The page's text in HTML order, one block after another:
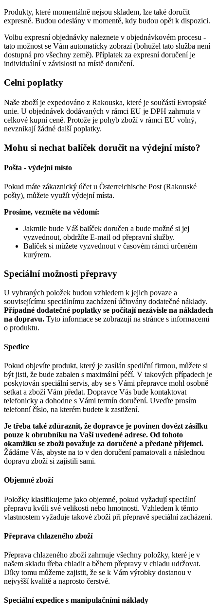
Produkty, které momentálně nejsou skladem, lze také doručit
expresně. Budou odeslány v momentě, kdy budou opět k dispozici.
Volbu expresní objednávky naleznete v objednávkovém procesu -
tato možnost se Vám automaticky zobrazí (bohužel tato služba není
dostupná pro všechny země). Příplatek za expresní doručení je
individuální v závislosti na místě doručení.
Celní poplatky
Naše zboží je expedováno z Rakouska, které je součástí Evropské
unie. U objednávek dodávaných v rámci EU je DPH zahrnuta v
celkové kupní ceně. Protože je pohyb zboží v rámci EU volný,
nevznikají žádné další poplatky.
Mohu si nechat balíček doručit na výdejní místo?
Pošta - výdejní místo
Pokud máte zákaznický účet u Österreichische Post (Rakouské
pošty), můžete využít výdejní místa.
Prosíme, vezměte na vědomí:
Jakmile bude Váš balíček doručen a bude možné si jej
vyzvednout, obdržíte E-mail od přepravní služby.
Balíček si můžete vyzvednout v časovém rámci určeném
kurýrem.
Speciální možnosti přepravy
U vybraných položek budou vzhledem k jejich povaze a
souvisejícímu speciálnímu zacházení účtovány dodatečné náklady.
Případné dodatečné poplatky se počítají nezávisle na nákladech
na dopravu. Tyto informace se zobrazují na stránce s informacemi
o produktu.
Spedice
Pokud objevíte produkt, který je zasílán spediční firmou, můžete si
být jisti, že bude zabalen s maximální péčí. V takových případech je
poskytován speciální servis, aby se s Vámi přepravce mohl osobně
setkat a zboží Vám předat. Dopravce Vás bude kontaktovat
telefonicky a dohodne s Vámi termín doručení. Uveďte prosím
telefonní číslo, na kterém budete k zastižení.
Je třeba také zdůraznit, že dopravce je povinen dovézt zásilku
pouze k obrubníku na Vaší uvedené adrese. Od tohoto
okamžiku se zboží považuje za doručené a předané příjemci.
Žádáme Vás, abyste na to v den doručení pamatovali a následnou
dopravu zboží si zajistili sami.
Objemné zboží
Položky klasifikujeme jako objemné, pokud vyžadují speciální
přepravu kvůli své velikosti nebo hmotnosti. Vzhledem k těmto
vlastnostem vyžaduje takové zboží při přepravě speciální zacházení.
Přeprava chlazeného zboží
Přeprava chlazeného zboží zahrnuje všechny položky, které je v
našem skladu třeba chladit a během přepravy v chladu udržovat.
Díky tomu můžeme zajistit, že se k Vám výrobky dostanou v
nejvyšší kvalitě a naprosto čerstvé.
Speciální expedice s manipulačními náklady